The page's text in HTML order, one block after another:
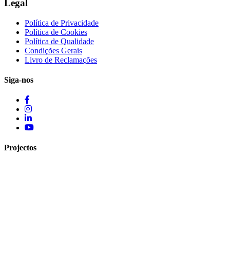
Legal
Política de Privacidade
Política de Cookies
Política de Qualidade
Condições Gerais
Livro de Reclamações
Siga-nos
Projectos